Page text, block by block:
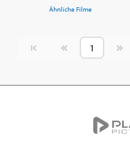
Ähnliche Filme
Vorherige Seite